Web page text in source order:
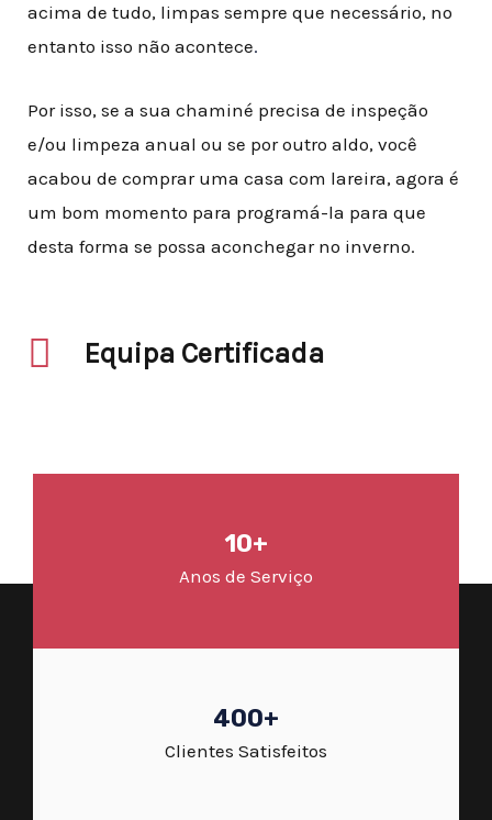
acima de tudo, limpas sempre que necessário, no
entanto isso não acontece.
Por isso, se a sua chaminé precisa de inspeção
e/ou limpeza anual ou se por outro aldo, você
acabou de comprar uma casa com lareira, agora é
um bom momento para programá-la para que
desta forma se possa aconchegar no inverno.
Equipa Certificada
10+
Anos de Serviço
400+
Clientes Satisfeitos